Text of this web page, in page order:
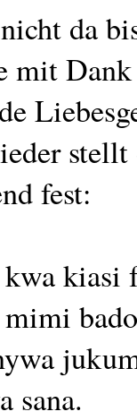
da
mit
fest:
sana.